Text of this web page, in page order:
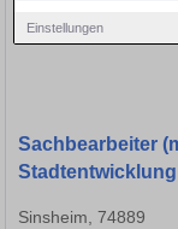
Einstellungen
Sachbearbeiter
Sinsheim, 74889